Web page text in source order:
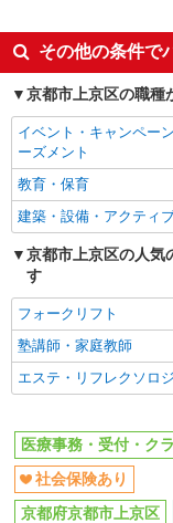
同じ特徴から神宮丸
未経験歓迎
社会保険あり
同じ職種から求人を
医療事務・受付・クラ
同じ特徴から求人を
未経験歓迎
社会保険あり
その他の条件で
京都市上京区の職種
イベント・キャンペー
ーズメント
教育・保育
建築・設備・アクティ
京都市上京区の人気
す
フォークリフト
塾講師・家庭教師
エステ・リフレクソロ
医療事務・受付・ク
社会保険あり
京都府京都市上京区